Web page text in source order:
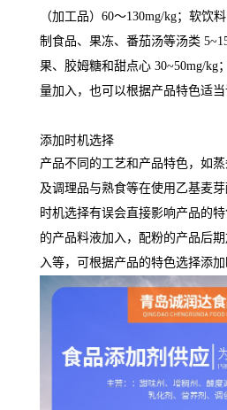
（加工品）60～130mg/kg；软饮
制食品、果冻、番茄汤等汤类
果、胶姆糖和甜点心 30~50mg/kg
量加入，也可以根据产品特色适当
添加时机选择
产品不同的工艺和产品特色，如
及调理品与熟食等在使用乙基麦芽
时机选择有误会直接影响产品的
的产品料液加入，配粉的产品后
入等，可根据产品的特色选择添加